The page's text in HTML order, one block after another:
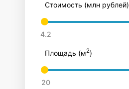
Стоимость (млн рублей)
Площадь (м2)